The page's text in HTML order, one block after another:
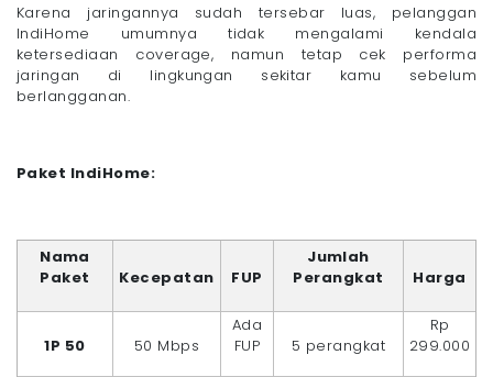
Karena jaringannya sudah tersebar luas, pelanggan
IndiHome umumnya tidak mengalami kendala
ketersediaan coverage, namun tetap cek performa
jaringan di lingkungan sekitar kamu sebelum
berlangganan.
Paket IndiHome:
Nama
Paket
Kecepatan FUP
Jumlah
Perangkat
Harga
1P 50 50 Mbps
Ada
FUP
5 perangkat
Rp
299.000